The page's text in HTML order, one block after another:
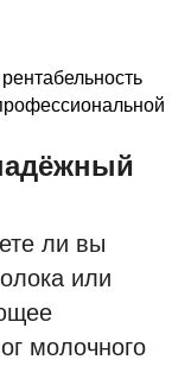
ли вы
или
молочного